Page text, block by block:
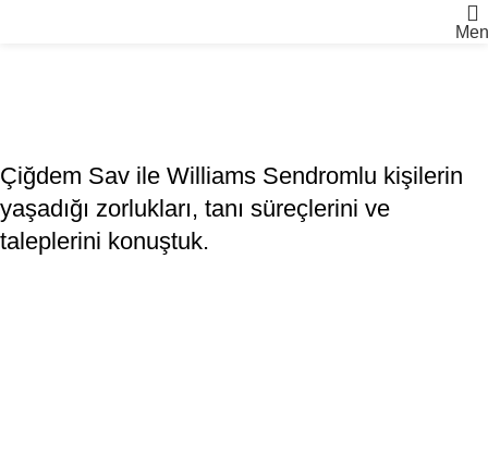
Çiğdem Sav ile Williams Sendromlu kişilerin
yaşadığı zorlukları, tanı süreçlerini ve
taleplerini konuştuk.